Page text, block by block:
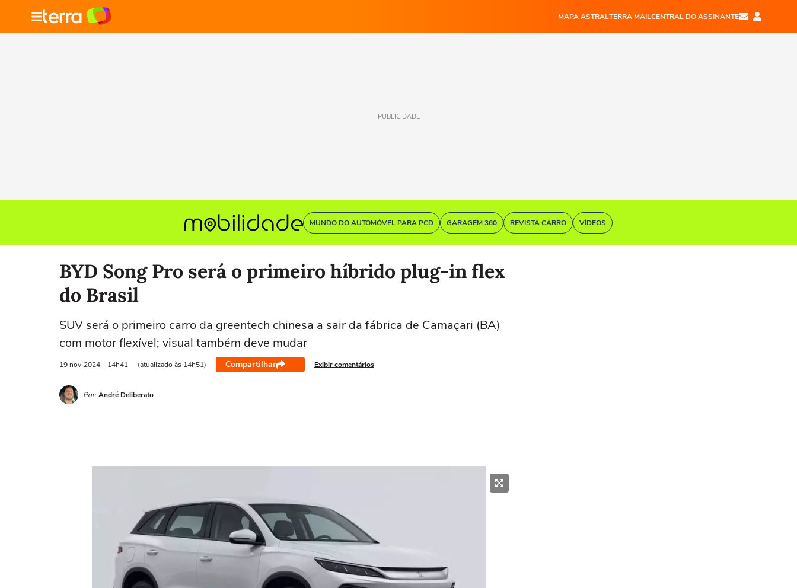
MAPA ASTRALTERRA MAILCENTRAL DO ASSINANTE
PUBLICIDADE
MUNDO DO AUTOMÓVEL PARA PCD GARAGEM 360 REVISTA CARRO VÍDEOS
BYD Song Pro será o primeiro híbrido plug-in flex
do Brasil
SUV será o primeiro carro da greentech chinesa a sair da fábrica de Camaçari (BA)
com motor flexível; visual também deve mudar
19 nov 2024 - 14h41 (atualizado às 14h51) Compartilhar Exibir comentários
Por: André Deliberato